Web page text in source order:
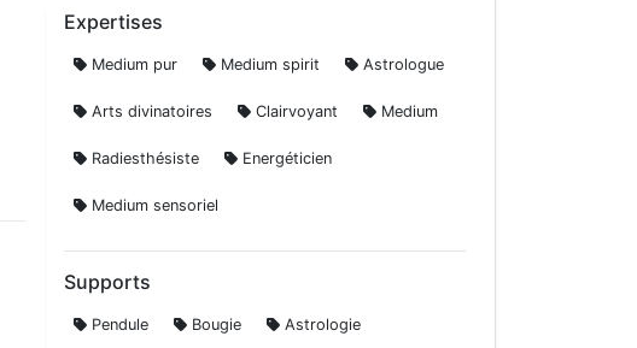
Expertises
Medium pur Medium spirit Astrologue
Arts divinatoires Clairvoyant Medium
Radiesthésiste Energéticien
Medium sensoriel
Supports
Pendule Bougie Astrologie